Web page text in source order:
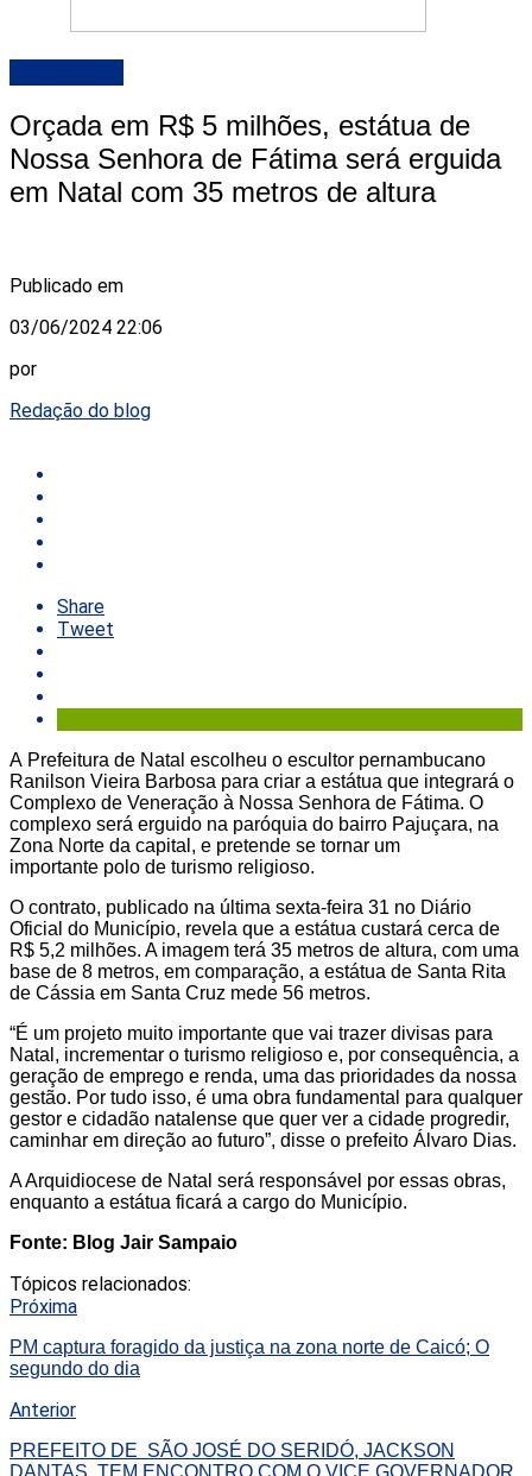
Orçada em R$ 5 milhões, estátua de
Nossa Senhora de Fátima será erguida
em Natal com 35 metros de altura
Publicado em
03/06/2024 22:06
por
Redação do blog
Share
Tweet
A Prefeitura de Natal escolheu o escultor pernambucano
Ranilson Vieira Barbosa para criar a estátua que integrará o
Complexo de Veneração à Nossa Senhora de Fátima. O
complexo será erguido na paróquia do bairro Pajuçara, na
Zona Norte da capital, e pretende se tornar um
importante polo de turismo religioso.
O contrato, publicado na última sexta-feira 31 no Diário
Oficial do Município, revela que a estátua custará cerca de
R$ 5,2 milhões. A imagem terá 35 metros de altura, com uma
base de 8 metros, em comparação, a estátua de Santa Rita
de Cássia em Santa Cruz mede 56 metros.
“É um projeto muito importante que vai trazer divisas para
Natal, incrementar o turismo religioso e, por consequência, a
geração de emprego e renda, uma das prioridades da nossa
gestão. Por tudo isso, é uma obra fundamental para qualquer
gestor e cidadão natalense que quer ver a cidade progredir,
caminhar em direção ao futuro”, disse o prefeito Álvaro Dias.
A Arquidiocese de Natal será responsável por essas obras,
enquanto a estátua ficará a cargo do Município.
Fonte: Blog Jair Sampaio
Tópicos relacionados:
Próxima
PM captura foragido da justiça na zona norte de Caicó; O
segundo do dia
Anterior
PREFEITO DE SÃO JOSÉ DO SERIDÓ, JACKSON
DANTAS, TEM ENCONTRO COM O VICE GOVERNADOR